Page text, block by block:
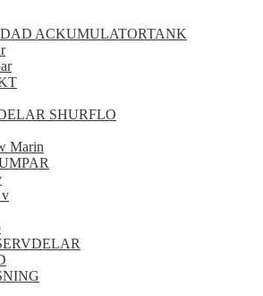
ACKUMULATORTANK
SHURFLO
Marin
v